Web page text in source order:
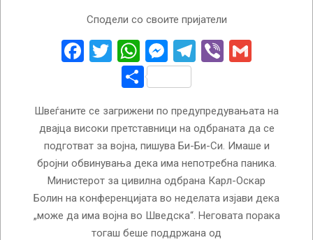
Сподели со своите пријатели
Facebook
Twitter
WhatsApp
Messenger
Telegram
Viber
Share
Швеѓаните се загрижени по предупредувањата на
двајца високи претставници на одбраната да се
подготват за војна, пишува Би-Би-Си. Имаше и
бројни обвинувања дека има непотребна паника.
Министерот за цивилна одбрана Карл-Оскар
Болин на конференцијата во неделата изјави дека
„може да има војна во Шведска“. Неговата порака
тогаш беше поддржана од